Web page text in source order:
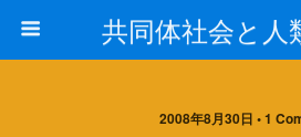
共同体社会と人
2008年8月30日 • 1